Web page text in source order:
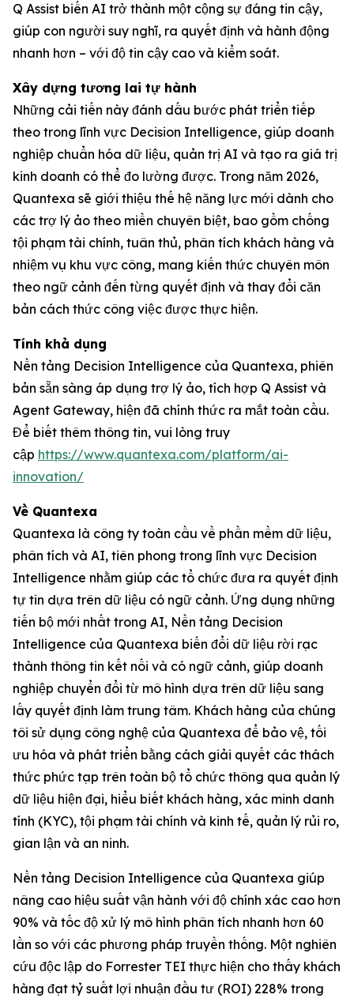
Q Assist biến AI trở thành một cộng sự đáng tin cậy,
giúp con người suy nghĩ, ra quyết định và hành động
nhanh hơn – với độ tin cậy cao và kiểm soát.
Xây dựng tương lai tự hành
Những cải tiến này đánh dấu bước phát triển tiếp
theo trong lĩnh vực Decision Intelligence, giúp doanh
nghiệp chuẩn hóa dữ liệu, quản trị AI và tạo ra giá trị
kinh doanh có thể đo lường được. Trong năm 2026,
Quantexa sẽ giới thiệu thế hệ năng lực mới dành cho
các trợ lý ảo theo miền chuyên biệt, bao gồm chống
tội phạm tài chính, tuân thủ, phân tích khách hàng và
nhiệm vụ khu vực công, mang kiến thức chuyên môn
theo ngữ cảnh đến từng quyết định và thay đổi căn
bản cách thức công việc được thực hiện.
Tính khả dụng
Nền tảng Decision Intelligence của Quantexa, phiên
bản sẵn sàng áp dụng trợ lý ảo, tích hợp Q Assist và
Agent Gateway, hiện đã chính thức ra mắt toàn cầu.
Để biết thêm thông tin, vui lòng truy
cập https://www.quantexa.com/platform/ai-
innovation/
Về Quantexa
Quantexa là công ty toàn cầu về phần mềm dữ liệu,
phân tích và AI, tiên phong trong lĩnh vực Decision
Intelligence nhằm giúp các tổ chức đưa ra quyết định
tự tin dựa trên dữ liệu có ngữ cảnh. Ứng dụng những
tiến bộ mới nhất trong AI, Nền tảng Decision
Intelligence của Quantexa biến đổi dữ liệu rời rạc
thành thông tin kết nối và có ngữ cảnh, giúp doanh
nghiệp chuyển đổi từ mô hình dựa trên dữ liệu sang
lấy quyết định làm trung tâm. Khách hàng của chúng
tôi sử dụng công nghệ của Quantexa để bảo vệ, tối
ưu hóa và phát triển bằng cách giải quyết các thách
thức phức tạp trên toàn bộ tổ chức thông qua quản lý
dữ liệu hiện đại, hiểu biết khách hàng, xác minh danh
tính (KYC), tội phạm tài chính và kinh tế, quản lý rủi ro,
gian lận và an ninh.
Nền tảng Decision Intelligence của Quantexa giúp
nâng cao hiệu suất vận hành với độ chính xác cao hơn
90% và tốc độ xử lý mô hình phân tích nhanh hơn 60
lần so với các phương pháp truyền thống. Một nghiên
cứu độc lập do Forrester TEI thực hiện cho thấy khách
hàng đạt tỷ suất lợi nhuận đầu tư (ROI) 228% trong